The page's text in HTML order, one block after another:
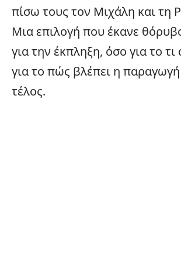
πίσω τους τον Μιχάλη και τη
Μια επιλογή που έκανε
για την έκπληξη, όσο για το
για το πώς βλέπει η
τέλος.